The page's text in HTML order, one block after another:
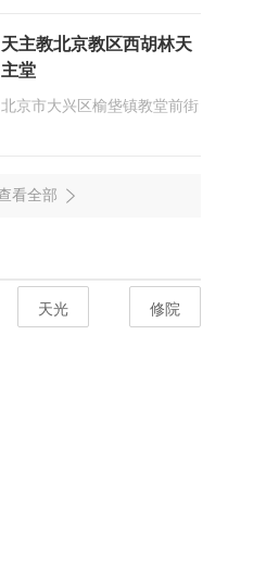
第三主日暨天主圣言主日)作
为圣言年的开启日。
天主教北京教区西胡林天
主堂
北京市大兴区榆垡镇教堂前街
天光 修院